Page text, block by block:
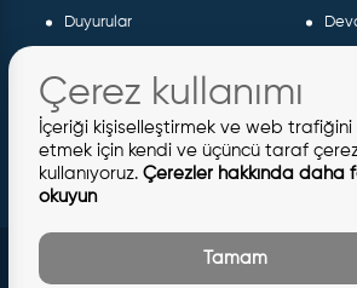
Duyurular
Galeri
Etkinlikler
Meclis Kararları
İhaleler
İmar İlanları
© 2026 Tüm Hakları Saklıdır
Çerez kullanımı
İçeriği kişiselleştirmek ve web trafiğini
etmek için kendi ve üçüncü taraf
kullanıyoruz. Çerezler hakkında daha
okuyun
Tamam